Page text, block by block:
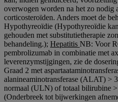
overwogen worden na het zo nodig
corticosteroïden. Anders moet de
Hypothyreoïdie (Hypothyreoïdie
gehouden met substitutietherapie
behandeling.); Hepatitis NB: Voor
pembrolizumab in combinatie met
leverenzymstijgingen, zie de
Graad 2 met
alanineaminotransferase (ALAT) >
normaal (ULN) of totaal bilirubine
(Onderbreek tot bijwerkingen